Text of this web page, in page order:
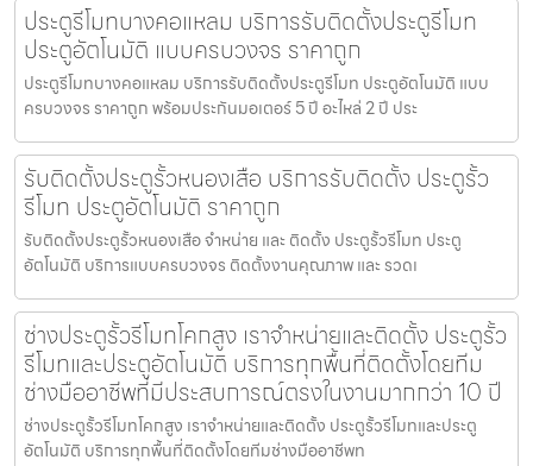
ประตูรีโมทบางคอแหลม บริการรับติดตั้งประตูรีโมท
ประตูอัตโนมัติ แบบครบวงจร ราคาถูก
ประตูรีโมทบางคอแหลม บริการรับติดตั้งประตูรีโมท ประตูอัตโนมัติ แบบ
ครบวงจร ราคาถูก พร้อมประกันมอเตอร์ 5 ปี อะไหล่ 2 ปี ประ
รับติดตั้งประตูรั้วหนองเสือ บริการรับติดตั้ง ประตูรั้ว
รีโมท ประตูอัตโนมัติ ราคาถูก
รับติดตั้งประตูรั้วหนองเสือ จำหน่าย และ ติดตั้ง ประตูรั้วรีโมท ประตู
อัตโนมัติ บริการแบบครบวงจร ติดตั้งงานคุณภาพ และ รวดเ
ช่างประตูรั้วรีโมทโคกสูง เราจำหน่ายและติดตั้ง ประตูรั้ว
รีโมทและประตูอัตโนมัติ บริการทุกพื้นที่ติดตั้งโดยทีม
ช่างมืออาชีพที่มีประสบการณ์ตรงในงานมากกว่า 10 ปี
ช่างประตูรั้วรีโมทโคกสูง เราจำหน่ายและติดตั้ง ประตูรั้วรีโมทและประตู
อัตโนมัติ บริการทุกพื้นที่ติดตั้งโดยทีมช่างมืออาชีพท